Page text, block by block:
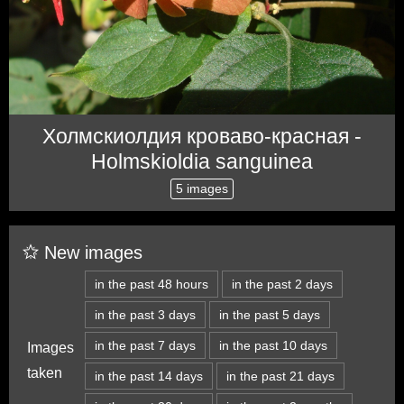
Холмскиолдия кроваво-красная -
Holmskioldia sanguinea
5 images
New images
Images
taken
in the past 48 hours in the past 2 days
in the past 3 days in the past 5 days
in the past 7 days in the past 10 days
in the past 14 days in the past 21 days